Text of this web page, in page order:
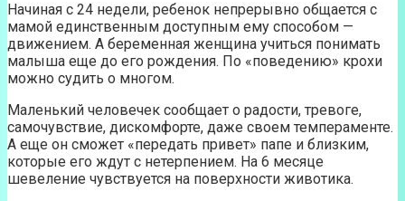
Начиная с 24 недели, ребенок непрерывно общается с
мамой единственным доступным ему способом —
движением. А беременная женщина учиться понимать
малыша еще до его рождения. По «поведению» крохи
можно судить о многом.
Маленький человечек сообщает о радости, тревоге,
самочувствие, дискомфорте, даже своем темпераменте.
А еще он сможет «передать привет» папе и близким,
которые его ждут с нетерпением. На 6 месяце
шевеление чувствуется на поверхности животика.